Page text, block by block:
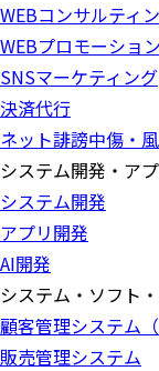
WEBコンサルティ
WEBプロモーショ
SNSマーケティング
決済代行
ネット誹謗中傷・
システム開発・ア
システム開発
アプリ開発
AI開発
システム・ソフト
顧客管理システム（
販売管理システム